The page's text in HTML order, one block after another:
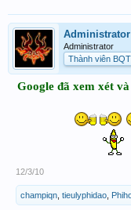
Administrator
Administrator
Thành viên BQT
Google đã xem xét
12/3/10
champiqn, tieulyphidao,